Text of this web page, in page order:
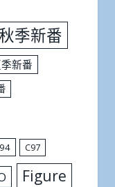
季新番
新番
C97
Figure